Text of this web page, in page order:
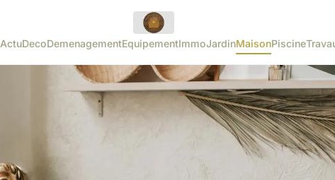
ActuDecoDemenagementEquipementImmoJardinMaisonPiscine